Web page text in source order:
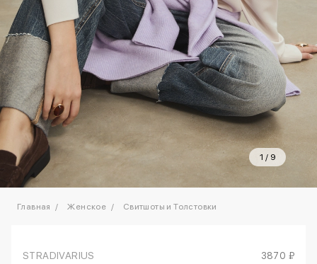
1 / 9
Главная Женское Свитшоты и Толстовки
STRADIVARIUS 3870 ₽